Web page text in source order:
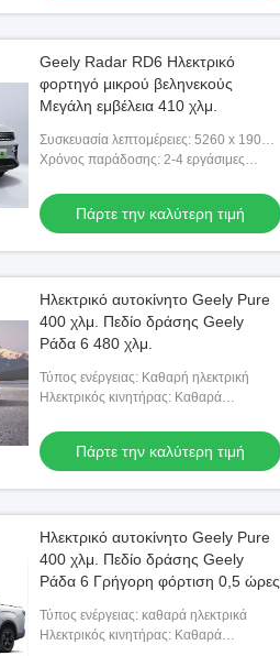
Geely Radar RD6 Ηλεκτρικό
φορτηγό μικρού βεληνεκούς
Μεγάλη εμβέλεια 410 χλμ.
Συσκευασία λεπτομέρειες: 5260 x 1900 x
1880
Χρόνος παράδοσης: 2-4 εργάσιμες
Πάρτε την καλύτερη τιμή
Ηλεκτρικό αυτοκίνητο Geely Pure
400 χλμ. Πεδίο δράσης Geely
Ράδα 6 480 χλμ.
Τύπος ενέργειας: Καθαρή ηλεκτρική
Ηλεκτρικός κινητήρας: Καθαρά
Πάρτε την καλύτερη τιμή
Ηλεκτρικό αυτοκίνητο Geely Pure
400 χλμ. Πεδίο δράσης Geely
Ράδα 6 Γρήγορη φόρτιση 0,5 ώρες
Τύπος ενέργειας: καθαρά ηλεκτρικά
Ηλεκτρικός κινητήρας: Καθαρά